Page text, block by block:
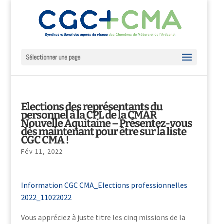
Sélectionner une page
Elections des représentants du
personnel à la CPL de la CMAR
Nouvelle Aquitaine – Présentez-vous
dès maintenant pour être sur la liste
CGC CMA !
Fév 11, 2022
Information CGC CMA_Elections professionnelles
2022_11022022
Vous appréciez à juste titre les cinq missions de la